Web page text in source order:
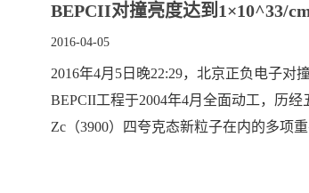
BEPCII对撞亮度达到1×10^33/
2016-04-05
2016年4月5日晚22:29，北京正负电子对
BEPCII工程于2004年4月全面动工，历
Zc（3900）四夸克态新粒子在内的多项重